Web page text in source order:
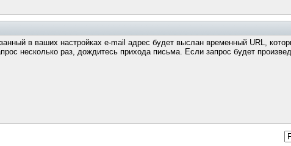
в ваших настройках e-mail адрес будет выслан временный URL,
раз, дождитесь прихода письма. Если запрос будет